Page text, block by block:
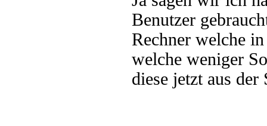
Benutzer
Rechner welche
welche weniger
diese jetzt aus